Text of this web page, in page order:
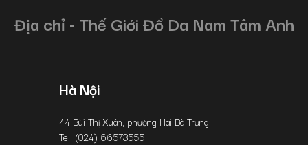
Địa chỉ - Thế Giới Đồ Da Nam Tâm Anh
Hà Nội
44 Bùi Thị Xuân, phường Hai Bà Trưng
Tel: (024) 66573555